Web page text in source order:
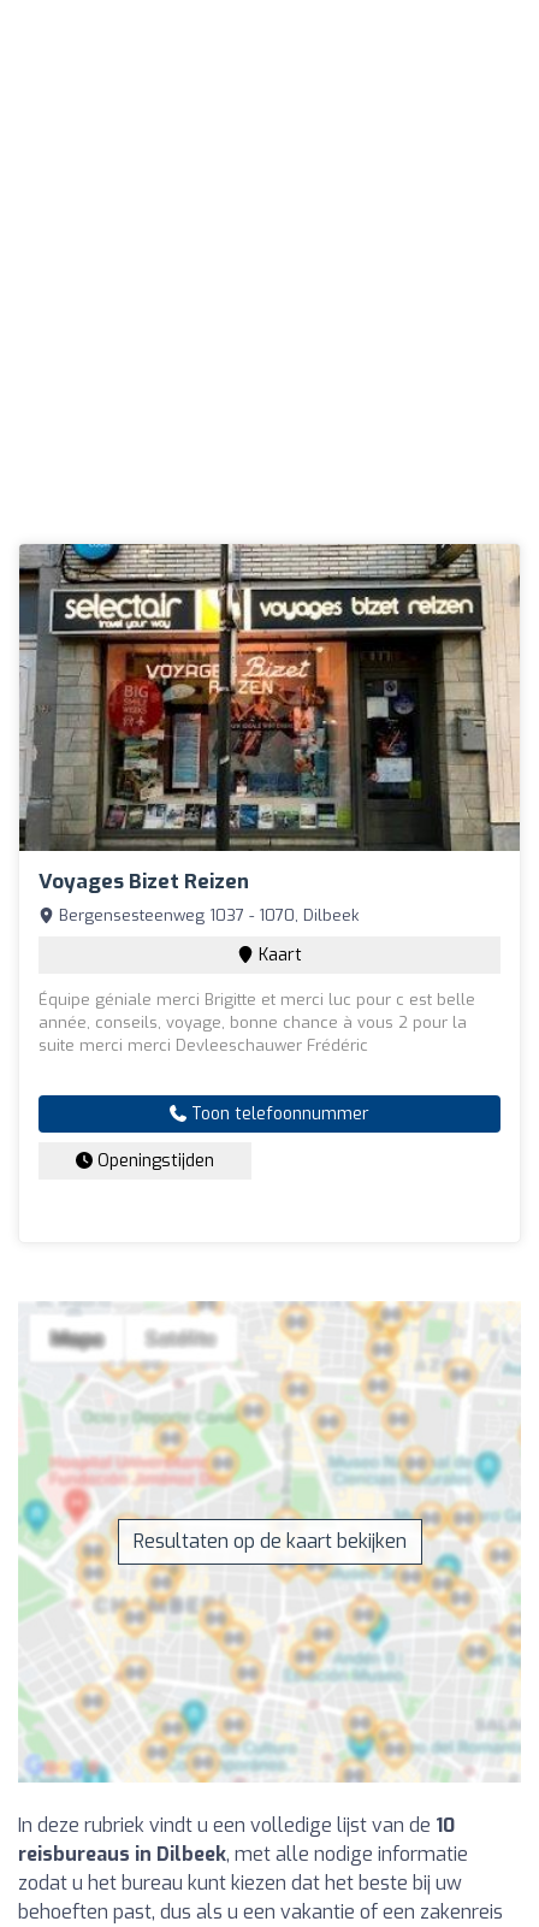
Voyages Bizet Reizen
Bergensesteenweg 1037 - 1070, Dilbeek
Kaart
Équipe géniale merci Brigitte et merci luc pour c est belle
année, conseils, voyage, bonne chance à vous 2 pour la
suite merci merci Devleeschauwer Frédéric
Toon telefoonnummer
Openingstijden
Resultaten op de kaart bekijken
In deze rubriek vindt u een volledige lijst van de 10
reisbureaus in Dilbeek, met alle nodige informatie
zodat u het bureau kunt kiezen dat het beste bij uw
behoeften past, dus als u een vakantie of een zakenreis